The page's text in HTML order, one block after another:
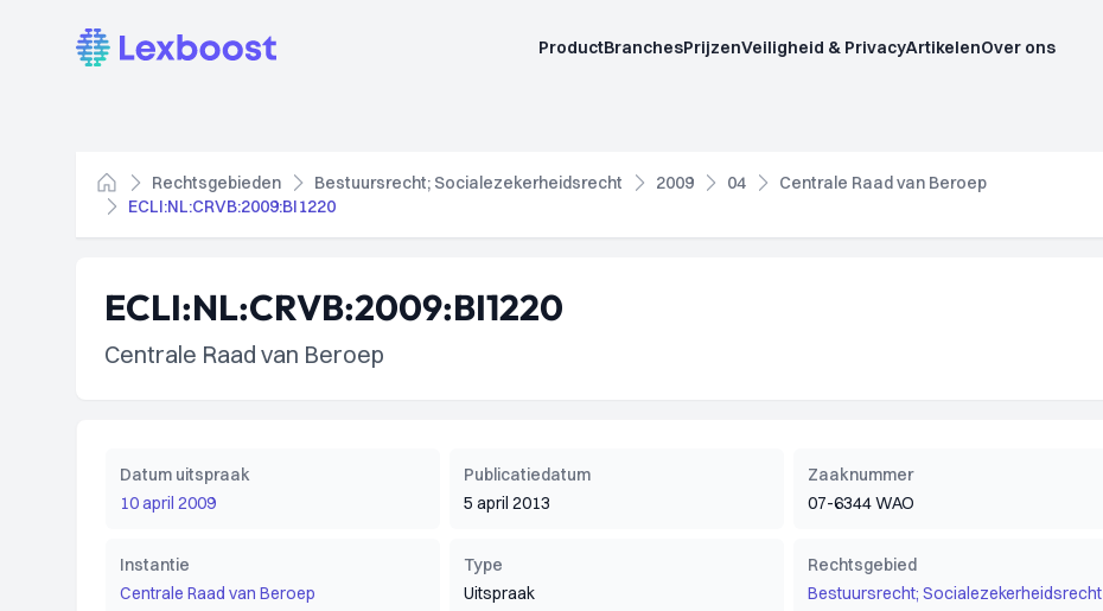
Lexboost ProductBranchesPrijzenVeiligheid & PrivacyArtikelenOver ons
Home
Rechtsgebieden Bestuursrecht; Socialezekerheidsrecht 2009 04
Centrale Raad van Beroep
ECLI:NL:CRVB:2009:BI1220
ECLI:NL:CRVB:2009:BI1220
Centrale Raad van Beroep
Datum uitspraak
10 april 2009
Publicatiedatum
5 april 2013
Zaaknummer
07-6344 WAO
Instantie
Centrale Raad van Beroep
Type
Uitspraak
Rechtsgebied
Bestuursrecht; Socialezekerheidsrecht